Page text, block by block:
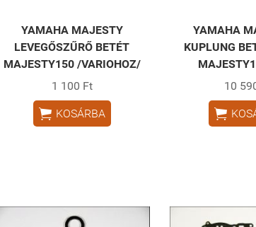
YAMAHA MAJESTY
LEVEGŐSZŰRŐ BETÉT
MAJESTY150 /VARIOHOZ/
1 100 Ft
 KOSÁRBA
YAMAHA
KUPLUNG
10
